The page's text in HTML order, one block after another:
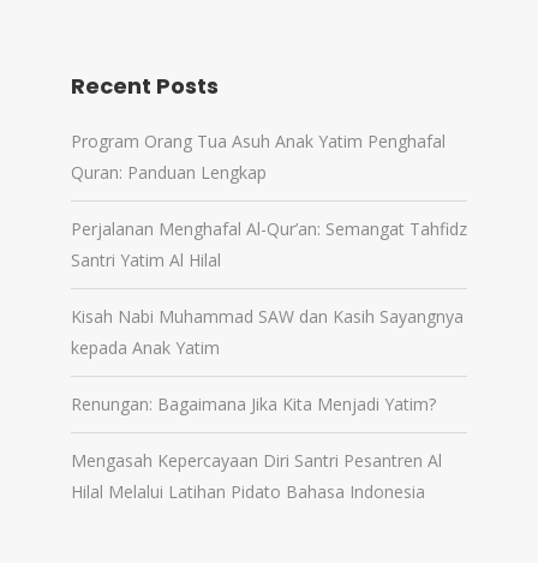
Recent Posts
Program Orang Tua Asuh Anak Yatim Penghafal
Quran: Panduan Lengkap
Perjalanan Menghafal Al-Qur’an: Semangat Tahfidz
Santri Yatim Al Hilal
Kisah Nabi Muhammad SAW dan Kasih Sayangnya
kepada Anak Yatim
Renungan: Bagaimana Jika Kita Menjadi Yatim?
Mengasah Kepercayaan Diri Santri Pesantren Al
Hilal Melalui Latihan Pidato Bahasa Indonesia